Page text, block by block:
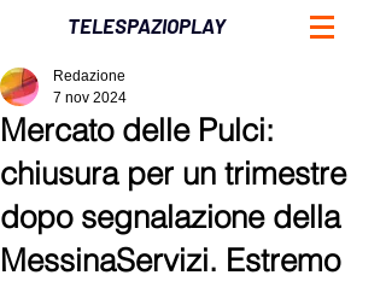
TELESPAZIOPLAY
Mercato delle Pulci:
chiusura per un trimestre
dopo segnalazione della
MessinaServizi. Estremo
Redazione
7 nov 2024